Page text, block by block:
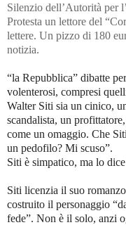
Silenzio dell’Autorità per
Protesta un lettore del
lettere. Un pizzo di 180
notizia.
“la Repubblica” dibatte
volenterosi, compresi
Walter Siti sia un cinico,
scandalista, un
come un omaggio. Che
un pedofilo? Mi scuso”.
Siti è simpatico, ma lo
Siti licenzia il suo
costruito il personaggio
fede”. Non è il solo, anzi